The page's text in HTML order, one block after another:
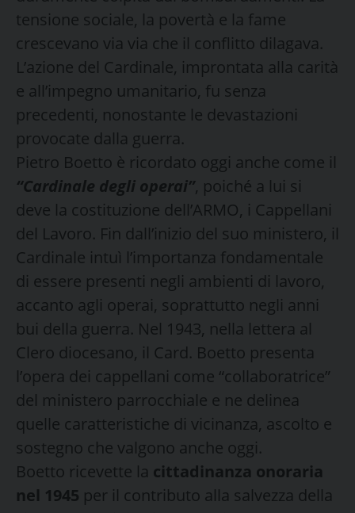
tensione sociale, la povertà e la fame
crescevano via via che il conflitto dilagava.
L’azione del Cardinale, improntata alla carità
e all’impegno umanitario, fu senza
precedenti, nonostante le devastazioni
provocate dalla guerra.
Pietro Boetto è ricordato oggi anche come il
“Cardinale degli operai”, poiché a lui si
deve la costituzione dell’ARMO, i Cappellani
del Lavoro. Fin dall’inizio del suo ministero, il
Cardinale intuì l’importanza fondamentale
di essere presenti negli ambienti di lavoro,
accanto agli operai, soprattutto negli anni
bui della guerra. Nel 1943, nella lettera al
Clero diocesano, il Card. Boetto presenta
l’opera dei cappellani come “collaboratrice”
del ministero parrocchiale e ne delinea
quelle caratteristiche di vicinanza, ascolto e
sostegno che valgono anche oggi.
Boetto ricevette la cittadinanza onoraria
nel 1945 per il contributo alla salvezza della